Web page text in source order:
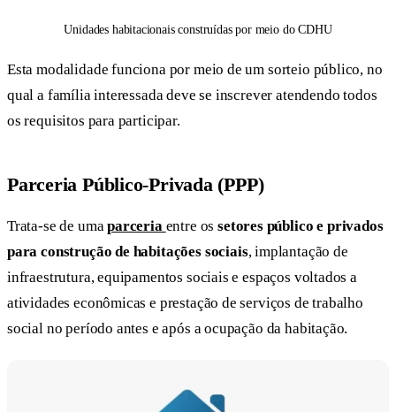
Unidades habitacionais construídas por meio do CDHU
Esta modalidade funciona por meio de um sorteio público, no
qual a família interessada deve se inscrever atendendo todos
os requisitos para participar.
Parceria Público-Privada (PPP)
Trata-se de umaparceria entre ossetores público e privados
para construção de habitações sociais, implantação de
infraestrutura, equipamentos sociais e espaços voltados a
atividades econômicas e prestação de serviços de trabalho
social no período antes e após a ocupação da habitação.